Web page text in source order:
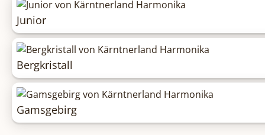
Junior
Bergkristall
Gamsgebirg